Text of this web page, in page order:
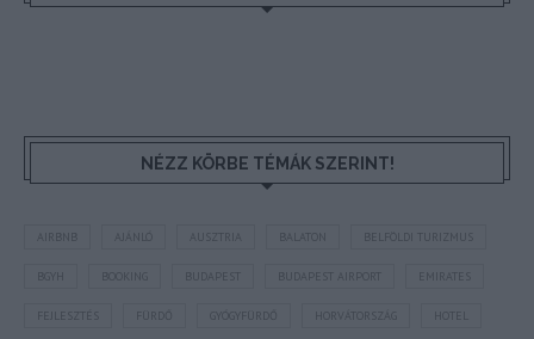
NÉZZ KÖRBE TÉMÁK SZERINT!
AUSZTRIA BALATON BELFÖLDI TURIZMUS
BUDAPEST BUDAPEST AIRPORT EMIRATES
FEJLESZTÉS HORVÁTORSZÁG HOTEL